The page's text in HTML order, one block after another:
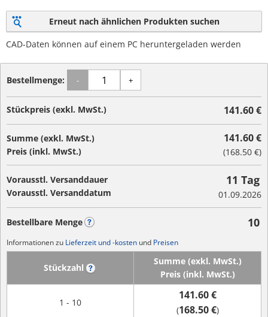
Erneut nach ähnlichen Produkten suchen
CAD-Daten können auf einem PC heruntergeladen werden
Bestellmenge: - +
Stückpreis (exkl. MwSt.) 141.60 €
Summe (exkl. MwSt.)
Preis (inkl. MwSt.)
141.60 €
(168.50 €)
Vorausstl. Versanddauer
Vorausstl. Versanddatum
11 Tag
01.09.2026
Bestellbare Menge 10
Informationen zu Lieferzeit und -kosten und Preisen
Stückzahl
Summe (exkl. MwSt.)
Preis (inkl. MwSt.)
1 - 10
141.60 €
(168.50 €)